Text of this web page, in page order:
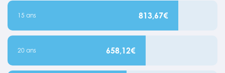
15 ans 813,67€
20 ans 658,12€